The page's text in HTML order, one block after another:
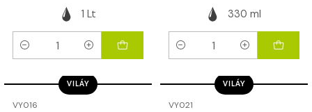
1 Lt
Cantidad
330 ml
Cantidad
VY016
VILÁY
VY021
VILÁY